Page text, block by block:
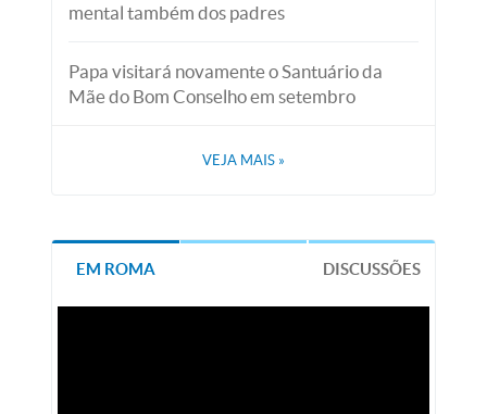
mental também dos padres
Papa visitará novamente o Santuário da
Mãe do Bom Conselho em setembro
VEJA MAIS »
EM ROMA DISCUSSÕES